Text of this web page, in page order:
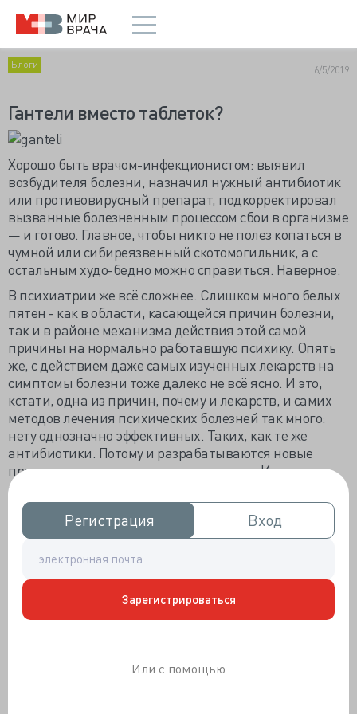
Регистрация
Регистрация Вход
Вход
Зарегистрироваться
Или с помощью
Блоги 6/5/2019
Гантели вместо таблеток?
Хорошо быть врачом-инфекционистом: выявил
возбудителя болезни, назначил нужный антибиотик
или противовирусный препарат, подкорректировал
вызванные болезненным процессом сбои в организме
— и готово. Главное, чтобы никто не полез копаться в
чумной или сибиреязвенный скотомогильник, а с
остальным худо-бедно можно справиться. Наверное.
В психиатрии же всё сложнее. Слишком много белых
пятен - как в области, касающейся причин болезни,
так и в районе механизма действия этой самой
причины на нормально работавшую психику. Опять
же, с действием даже самых изученных лекарств на
симптомы болезни тоже далеко не всё ясно. И это,
кстати, одна из причин, почему и лекарств, и самих
методов лечения психических болезней так много:
нету однозначно эффективных. Таких, как те же
антибиотики. Потому и разрабатываются новые
препараты, внедряются новые методы. Или
откапываются хорошо забытые старые.
Вот, к примеру, коллеги из Медицинского центра при
Вермонтском университете вспомнили про
выложился в тренажёрном зале — и ему получшеет. И
так увлеклись применением метода на практике, что
готовы рекомендовать его как основной при очень
широком спектре психических заболеваний — от от